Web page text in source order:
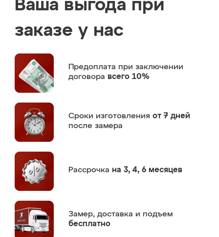
Ваша выгода при
заказе у нас
Предоплата при заключении
договора всего 10%
Сроки изготовления от 7 дней
после замера
Рассрочка на 3, 4, 6 месяцев
Замер, доставка и подъем
бесплатно